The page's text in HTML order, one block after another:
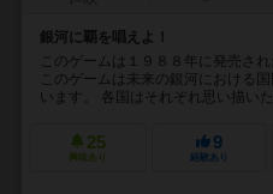
銀河に覇を唱えよ！
このゲームは１９８８年に発売さ
このゲームは未来の銀河における
います。 各国はそれぞれ思い描い
25
興味あり
9
経験あり